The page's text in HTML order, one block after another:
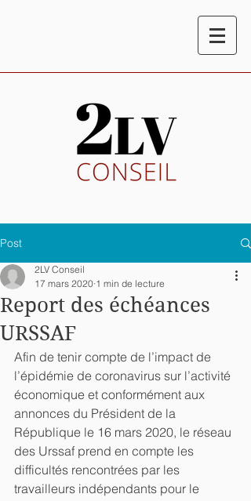
Post
Report des échéances
URSSAF
2LV Conseil
17 mars 2020 1 min de lecture
Afin de tenir compte de l’impact de
l’épidémie de coronavirus sur l’activité
économique et conformément aux
annonces du Président de la
République le 16 mars 2020, le réseau
des Urssaf prend en compte les
difficultés rencontrées par les
travailleurs indépendants pour le